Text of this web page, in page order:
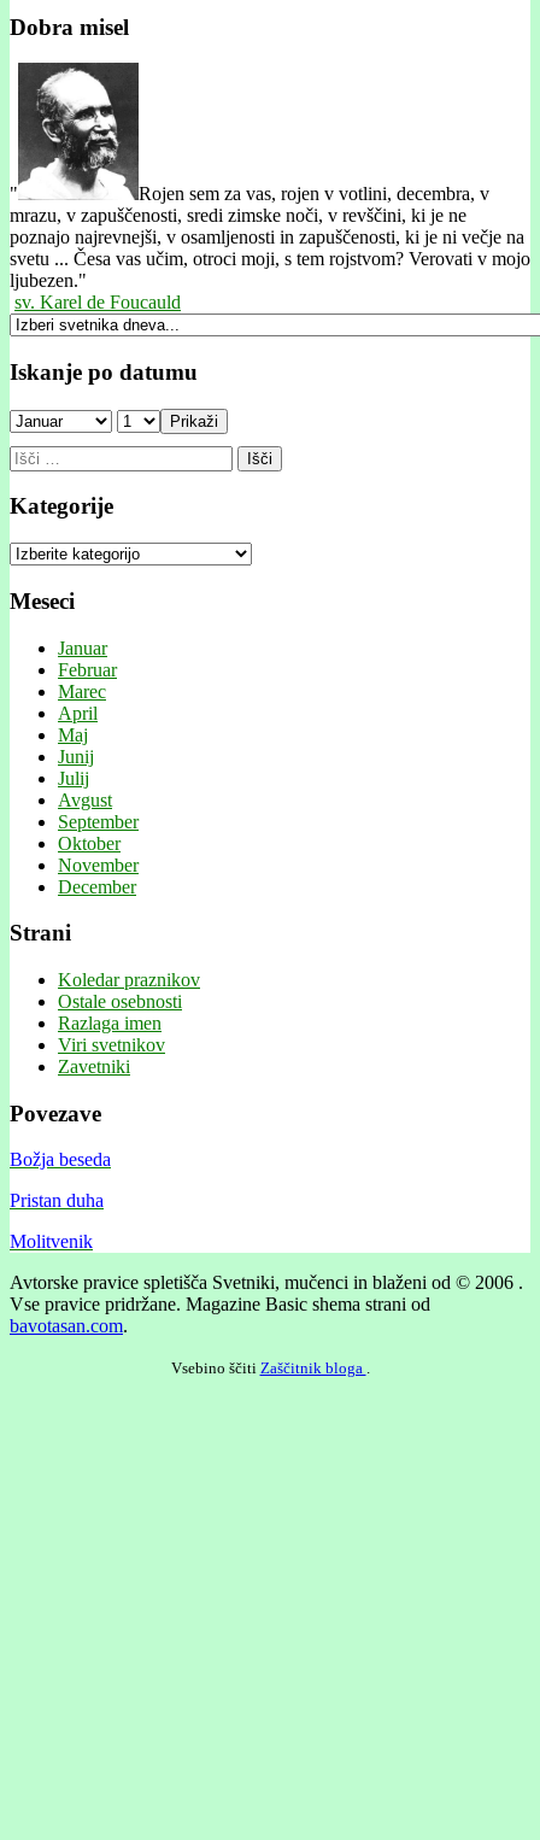
Dobra misel
"
Rojen sem za vas, rojen v votlini, decembra, v
mrazu, v zapuščenosti, sredi zimske noči, v revščini, ki je ne
poznajo najrevnejši, v osamljenosti in zapuščenosti, ki je ni večje na
svetu ... Česa vas učim, otroci moji, s tem rojstvom? Verovati v mojo
ljubezen."
sv. Karel de Foucauld
Iskanje po datumu
Prikaži
Išči:
Kategorije
Kategorije
Meseci
Januar
Februar
Marec
April
Maj
Junij
Julij
Avgust
September
Oktober
November
December
Strani
Koledar praznikov
Ostale osebnosti
Razlaga imen
Viri svetnikov
Zavetniki
Povezave
Božja beseda
Pristan duha
Molitvenik
Avtorske pravice spletišča Svetniki, mučenci in blaženi od © 2006 .
Vse pravice pridržane. Magazine Basic shema strani od
bavotasan.com.
Vsebino ščiti Zaščitnik bloga .